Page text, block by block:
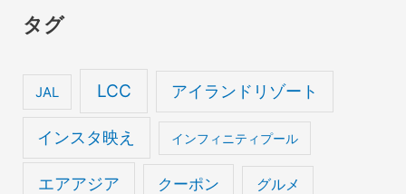
イ
タグ
JAL LCC アイランドリゾート
インスタ映え インフィニティプール
エアアジア クーポン グルメ